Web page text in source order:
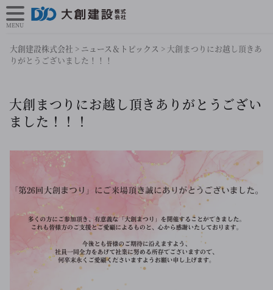
大創建設株式会社 > ニュース＆トピックス > 大創まつりにお越し頂きあ
りがとうございました！！！
大創まつりにお越し頂きありがとうござい
ました！！！
MENU